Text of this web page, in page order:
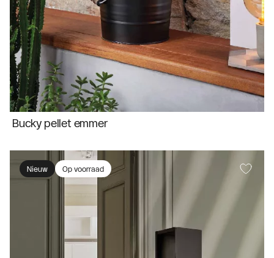
Bucky pellet emmer
Nieuw Op voorraad